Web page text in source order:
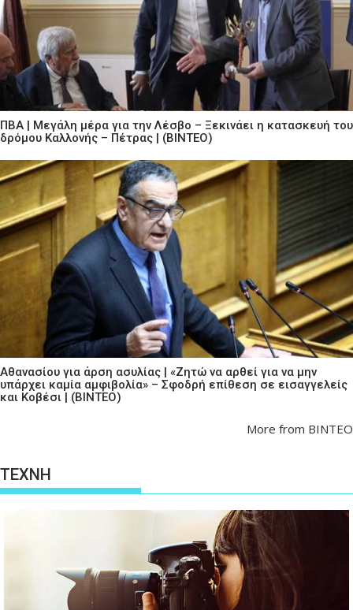
ΠΒΑ | Μεγάλη μέρα για την Λέσβο – Ξεκινάει η κατασκευή του
δρόμου Καλλονής – Πέτρας | (ΒΙΝΤΕΟ)
Αθανασίου για άρση ασυλίας | «Ζητώ να αρθεί για να μην
υπάρχει καμία αμφιβολία» – Σφοδρή επίθεση σε εισαγγελείς
και Κοβέσι | (ΒΙΝΤΕΟ)
More from ΒΙΝΤΕΟ
ΤΕΧΝΗ